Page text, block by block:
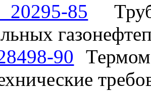
85
90